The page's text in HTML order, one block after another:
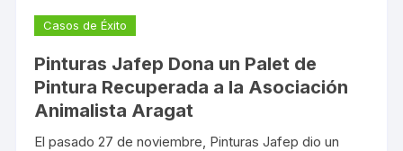
Casos de Éxito
Pinturas Jafep Dona un Palet de
Pintura Recuperada a la Asociación
Animalista Aragat
El pasado 27 de noviembre, Pinturas Jafep dio un